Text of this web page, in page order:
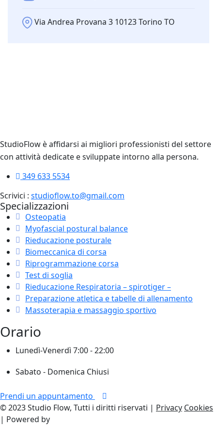
Via Andrea Provana 3 10123 Torino TO
StudioFlow è affidarsi ai migliori professionisti del settore
con attività dedicate e sviluppate intorno alla persona.
349 633 5534
Scrivici : studioflow.to@gmail.com
Specializzazioni
Osteopatia
Myofascial postural balance
Rieducazione posturale
Biomeccanica di corsa
Riprogrammazione corsa
Test di soglia
Rieducazione Respiratoria – spirotiger –
Preparazione atletica e tabelle di allenamento
Massoterapia e massaggio sportivo
Orario
Lunedì-Venerdì 7:00 - 22:00
Sabato - Domenica Chiusi
Prendi un appuntamento
© 2023 Studio Flow, Tutti i diritti riservati | Privacy Cookies
| Powered by